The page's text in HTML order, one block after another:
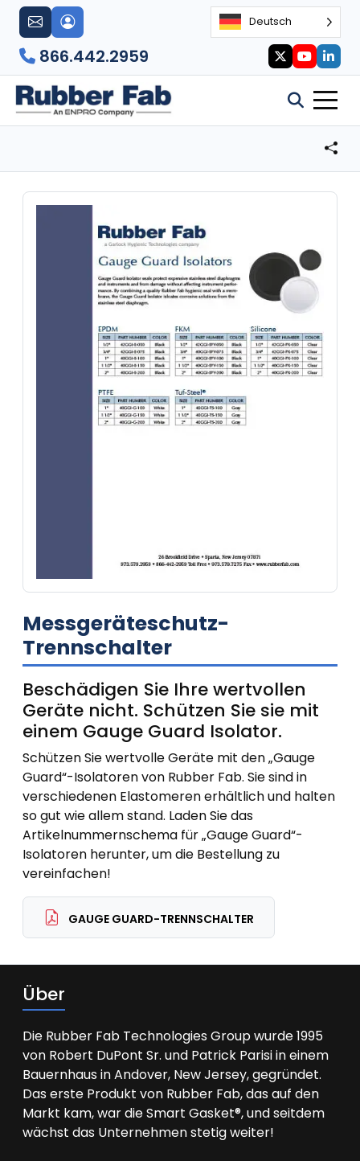
Deutsch
866.442.2959
Messgeräteschutz-
Trennschalter
Beschädigen Sie Ihre wertvollen
Geräte nicht. Schützen Sie sie mit
einem Gauge Guard Isolator.
Schützen Sie wertvolle Geräte mit den „Gauge
Guard“-Isolatoren von Rubber Fab. Sie sind in
verschiedenen Elastomeren erhältlich und halten
so gut wie allem stand. Laden Sie das
Artikelnummernschema für „Gauge Guard“-
Isolatoren herunter, um die Bestellung zu
vereinfachen!
GAUGE GUARD-TRENNSCHALTER
Über
Die Rubber Fab Technologies Group wurde 1995
von Robert DuPont Sr. und Patrick Parisi in einem
Bauernhaus in Andover, New Jersey, gegründet.
Das erste Produkt von Rubber Fab, das auf den
Markt kam, war die Smart Gasket®, und seitdem
wächst das Unternehmen stetig weiter!